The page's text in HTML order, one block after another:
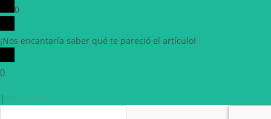
0
¡Nos encantaría saber qué te pareció el artículo!x
()
x
| Responder